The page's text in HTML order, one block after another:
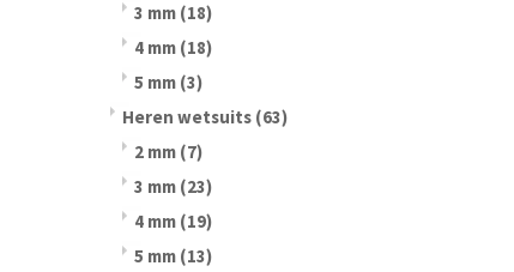
3 mm (18)
4 mm (18)
5 mm (3)
Heren wetsuits (63)
2 mm (7)
3 mm (23)
4 mm (19)
5 mm (13)